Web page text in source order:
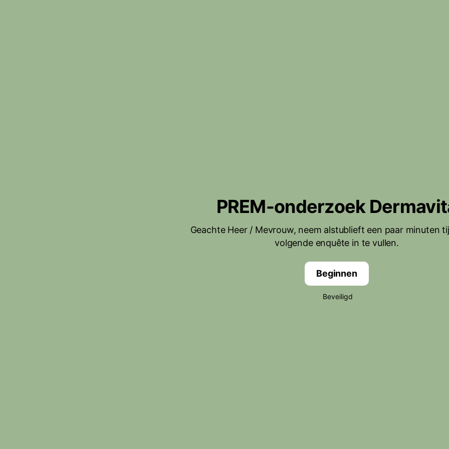
PREM-onderzoek
Geachte Heer / Mevrouw, neem alstublieft een paar minuten
volgende enquête in te vullen.
Beginnen
Beveiligd